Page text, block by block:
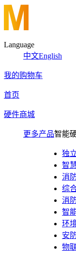
Language
中文English
我的购物车
首页
硬件商城
更多产品智能
独
智
消
综
消
智
环
安
物